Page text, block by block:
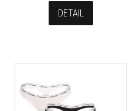
DETAIL